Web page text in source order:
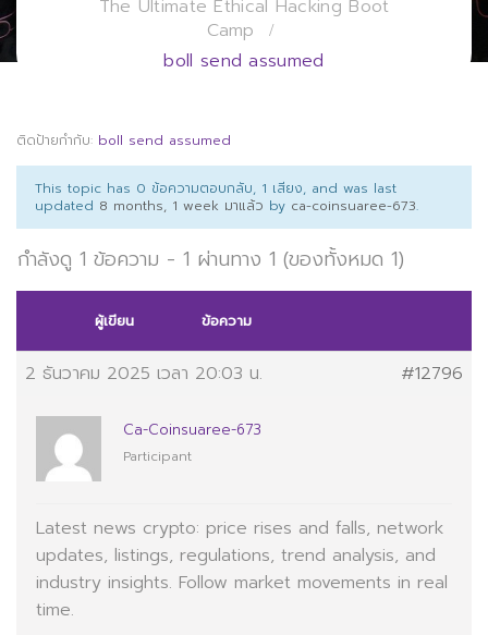
The Ultimate Ethical Hacking Boot
Camp
boll send assumed
ติดป้ายกำกับ: boll send assumed
This topic has 0 ข้อความตอบกลับ, 1 เสียง, and was last
updated 8 months, 1 week มาแล้ว by ca-coinsuaree-673.
กำลังดู 1 ข้อความ - 1 ผ่านทาง 1 (ของทั้งหมด 1)
ผู้เขียน ข้อความ
2 ธันวาคม 2025 เวลา 20:03 น. #12796
Ca-Coinsuaree-673
Participant
Latest news crypto: price rises and falls, network
updates, listings, regulations, trend analysis, and
industry insights. Follow market movements in real
time.